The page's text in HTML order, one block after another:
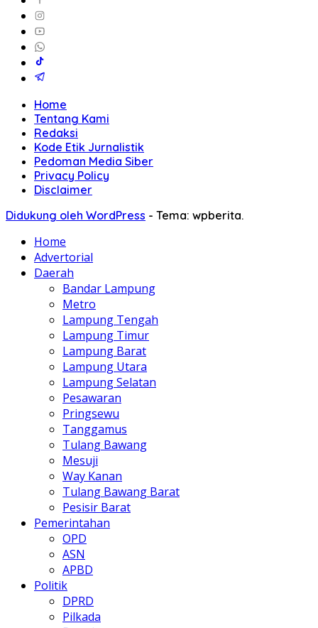
Home
Tentang Kami
Redaksi
Kode Etik Jurnalistik
Pedoman Media Siber
Privacy Policy
Disclaimer
Didukung oleh WordPress - Tema: wpberita.
Home
Advertorial
Daerah
Bandar Lampung
Metro
Lampung Tengah
Lampung Timur
Lampung Barat
Lampung Utara
Lampung Selatan
Pesawaran
Pringsewu
Tanggamus
Tulang Bawang
Mesuji
Way Kanan
Tulang Bawang Barat
Pesisir Barat
Pemerintahan
OPD
ASN
APBD
Politik
DPRD
Pilkada